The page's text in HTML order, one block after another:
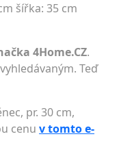
šířka: 35 cm
4Home.CZ.
Teď
pr. 30 cm,
cenu v tomto e-